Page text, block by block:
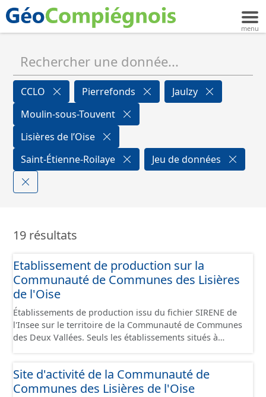
CCLO Pierrefonds
Jaulzy
Moulin-sous-Touvent
Lisières de l’Oise
Saint-Étienne-Roilaye
Jeu de données
19 résultats
Etablissement de production sur la
Communauté de Communes des Lisières
de l'Oise
Établissements de production issu du fichier SIRENE de
l'Insee sur le territoire de la Communauté de Communes
des Deux Vallées. Seuls les établissements situés à
conformément aux prescriptions du standard CNIG Sites
Économiques. Ce lot ne contient pas la référence aux
Site d'activité de la Communauté de
Communes des Lisières de l'Oise